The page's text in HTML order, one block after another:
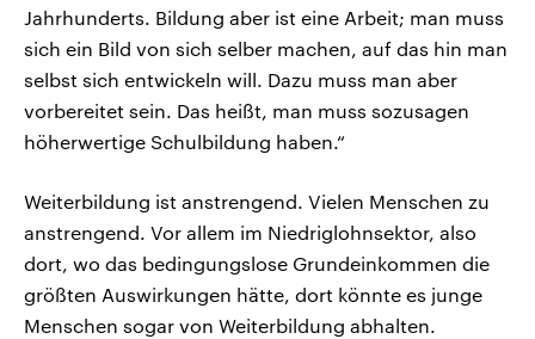
Jahrhunderts. Bildung aber ist eine Arbeit; man muss
sich ein Bild von sich selber machen, auf das hin man
selbst sich entwickeln will. Dazu muss man aber
vorbereitet sein. Das heißt, man muss sozusagen
höherwertige Schulbildung haben.“
Weiterbildung ist anstrengend. Vielen Menschen zu
anstrengend. Vor allem im Niedriglohnsektor, also
dort, wo das bedingungslose Grundeinkommen die
größten Auswirkungen hätte, dort könnte es junge
Menschen sogar von Weiterbildung abhalten.